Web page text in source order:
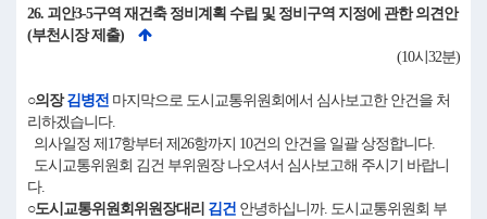
26. 괴안3-5구역 재건축 정비계획 수립 및 정비구역 지정에 관한 의견안
(부천시장 제출)
(10시32분)
○의장김병전 마지막으로 도시교통위원회에서 심사보고한 안건을 처
리하겠습니다.
의사일정 제17항부터 제26항까지 10건의 안건을 일괄 상정합니다.
도시교통위원회 김건 부위원장 나오셔서 심사보고해 주시기 바랍니
다.
○도시교통위원회위원장대리 김건 안녕하십니까. 도시교통위원회 부